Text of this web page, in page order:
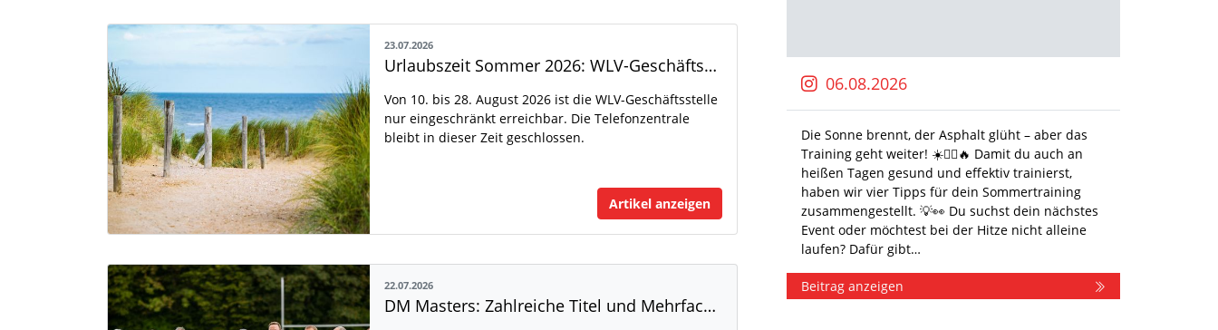
23.07.2026
Urlaubszeit Sommer 2026: WLV-Geschäftsstelle nur eingeschränkt erreichbar
Von 10. bis 28. August 2026 ist die WLV-Geschäftsstelle
nur eingeschränkt erreichbar. Die Telefonzentrale
bleibt in dieser Zeit geschlossen.
Artikel anzeigen
22.07.2026
DM Masters: Zahlreiche Titel und Mehrfach-Medaillen-Sammler
Nochmal das Jahr mit einem Lauf abschließen! 👟
06.08.2026
Die Sonne brennt, der Asphalt glüht – aber das
Training geht weiter! ☀️🏃‍♀️🔥 Damit du auch an
heißen Tagen gesund und effektiv trainierst,
haben wir vier Tipps für dein Sommertraining
zusammengestellt. 💡👀 Du suchst dein nächstes
Event oder möchtest bei der Hitze nicht alleine
laufen? Dafür gibt…
Beitrag anzeigen